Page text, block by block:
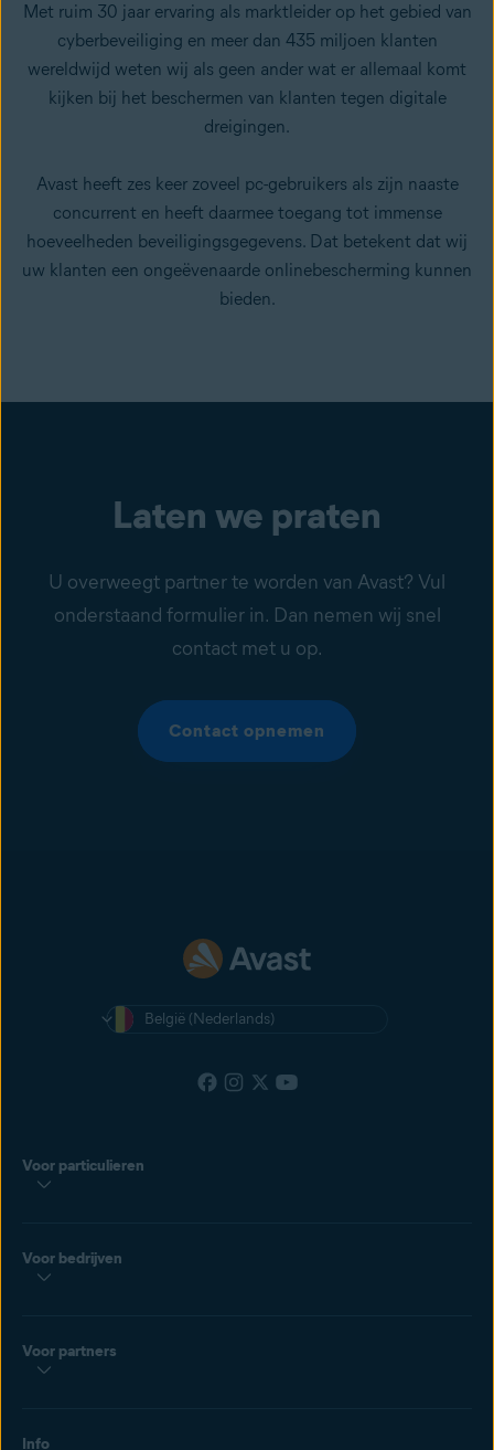
Met ruim 30 jaar ervaring als marktleider op het gebied van
cyberbeveiliging en meer dan 435 miljoen klanten
wereldwijd weten wij als geen ander wat er allemaal komt
kijken bij het beschermen van klanten tegen digitale
dreigingen.
Avast heeft zes keer zoveel pc-gebruikers als zijn naaste
concurrent en heeft daarmee toegang tot immense
hoeveelheden beveiligingsgegevens. Dat betekent dat wij
uw klanten een ongeëvenaarde onlinebescherming kunnen
bieden.
Laten we praten
U overweegt partner te worden van Avast? Vul
onderstaand formulier in. Dan nemen wij snel
contact met u op.
Contact opnemen
België (Nederlands)
Voor particulieren
Voor bedrijven
Voor partners
Info